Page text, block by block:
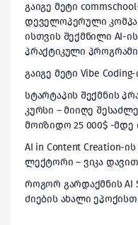
გაიგე მეტი
დეველოპერული
ისთვის შექმნილი AI-ის
პრაქტიკული
გაიგე მეტი Vibe
სტარტაპის შექმნის
კურსი – მიიღე
მოიზიდო 25 000$ -მდე
AI in Content Creation-
ლექტორი – ვიკა
როგორ გარდაქმნის AI
ძიების ახალი